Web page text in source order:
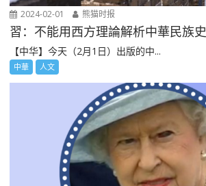
2024-02-01 熊猫时报
習：不能用西方理論解析中華民族史
【中华】今天（2月1日）出版的中...
中華 人文